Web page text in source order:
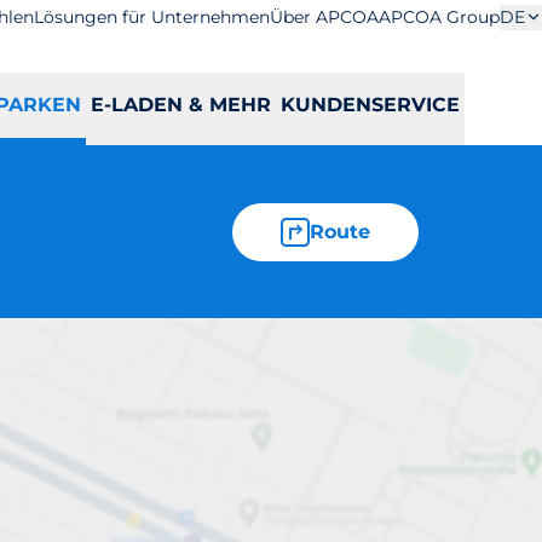
Lösungen für UnternehmenÜber APCOAAPCOA GroupDE
E-LADEN & MEHR KUNDENSERVICE
Route